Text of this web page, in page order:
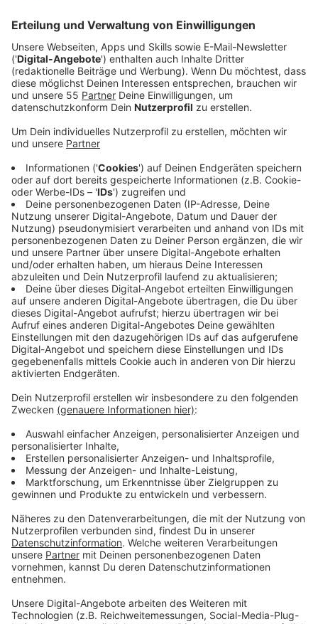
"Chromatica", die neue Scheibe von Lady Gaga war ja
schon Album der Woche bei uns und die erste
Auskopplung "Stupid Love" habe wir natürlich auch bei
uns in der Rotation. Und dann muss die Gaga direkt
noch so einen Klopper von ihrem Album rüber schieben.
"Rain On Me" hat sie zusammen mit einer anderen Pop-
Größe eingespielt: Ariana Grande. In einem Interview
mit Apple Music hat Lady Gaga von ihrer Freundschaft
zu Ariana gesprochen und dass das zwischen den
beiden ein eher holpriger Anfang war. Ariana hat immer
wieder versucht Kontakt zu Gaga aufzubauen, aber die
wollte Ariana nicht mit ihrer zu diesem Zeitpunkt
negativen Phase beeinflussen. Gaga wusste, dass
Ariana eine Menge durchgemacht hatte und gerade am
heilen war (wahrscheinlich ein Hinweis auf den
Anschlag in Manchester) und sie nicht runterziehen
wollte. Schlussendlich hat dann aber doch alles
geklappt und die beiden haben sich im Studio
getroffen und Gaga hatte eine Bitte an Ariana: "Ok, ich
herum vergisst. Und während du singst, werde ich dazu
so nimmt man eben eine richtige Dance-Nummer auf.
Anzeige
Wir benötigen Ihre
Zustimmung, um den YouTube
Video-Service zu laden!
Wir verwenden einen Service eines
Drittanbieters, um Videoinhalte